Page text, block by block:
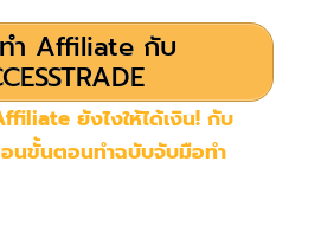
ำ Affiliate กับ
ยังไงให้ได้เงิน! กับ
อนขั้นตอนทำฉบับจับมือทำ